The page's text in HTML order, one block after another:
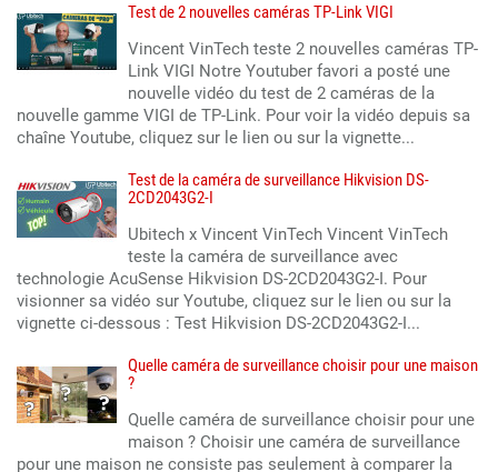
Test de 2 nouvelles caméras TP-Link VIGI
Vincent VinTech teste 2 nouvelles caméras TP-
Link VIGI Notre Youtuber favori a posté une
nouvelle vidéo du test de 2 caméras de la
nouvelle gamme VIGI de TP-Link. Pour voir la vidéo depuis sa
chaîne Youtube, cliquez sur le lien ou sur la vignette...
Test de la caméra de surveillance Hikvision DS-
2CD2043G2-I
Ubitech x Vincent VinTech Vincent VinTech
teste la caméra de surveillance avec
technologie AcuSense Hikvision DS-2CD2043G2-I. Pour
visionner sa vidéo sur Youtube, cliquez sur le lien ou sur la
vignette ci-dessous : Test Hikvision DS-2CD2043G2-I...
Quelle caméra de surveillance choisir pour une maison
?
Quelle caméra de surveillance choisir pour une
maison ? Choisir une caméra de surveillance
pour une maison ne consiste pas seulement à comparer la